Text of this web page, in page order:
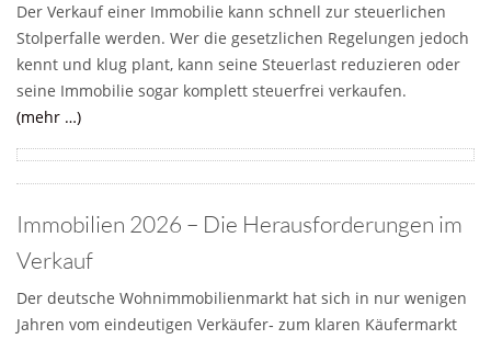
Der Verkauf einer Immobilie kann schnell zur steuerlichen
Stolperfalle werden. Wer die gesetzlichen Regelungen jedoch
kennt und klug plant, kann seine Steuerlast reduzieren oder
seine Immobilie sogar komplett steuerfrei verkaufen.
(mehr …)
Immobilien 2026 – Die Herausforderungen im
Verkauf
Der deutsche Wohnimmobilienmarkt hat sich in nur wenigen
Jahren vom eindeutigen Verkäufer‑ zum klaren Käufermarkt